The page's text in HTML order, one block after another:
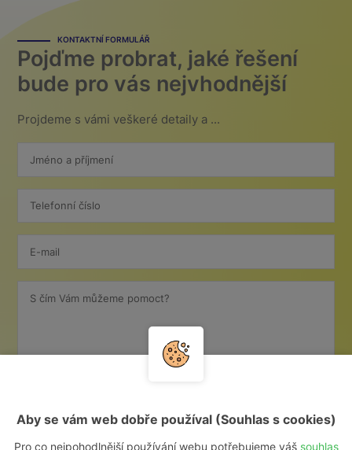
KONTAKTNÍ FORMULÁŘ
Pojďme probrat, jaké řešení
bude pro vás nejvhodnější
Projdeme s vámi veškeré detaily a ...
Jméno a příjmení
Telefonní číslo
E-mail
S čím Vám můžeme pomoct?
Aby se vám web dobře používal (Souhlas s cookies)
Pro co nejpohodlnější používání webu potřebujeme váš souhlas